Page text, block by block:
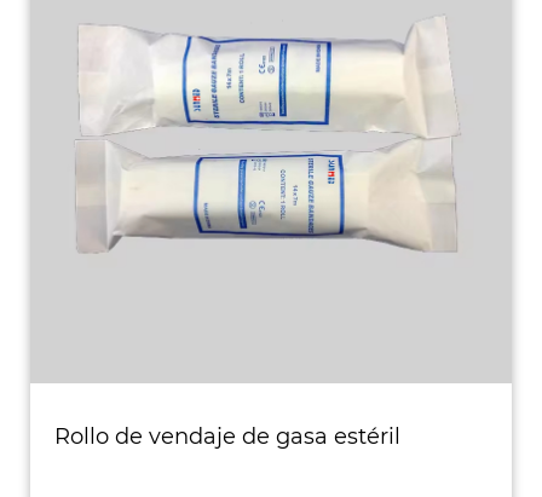
Rollo de vendaje de gasa estéril